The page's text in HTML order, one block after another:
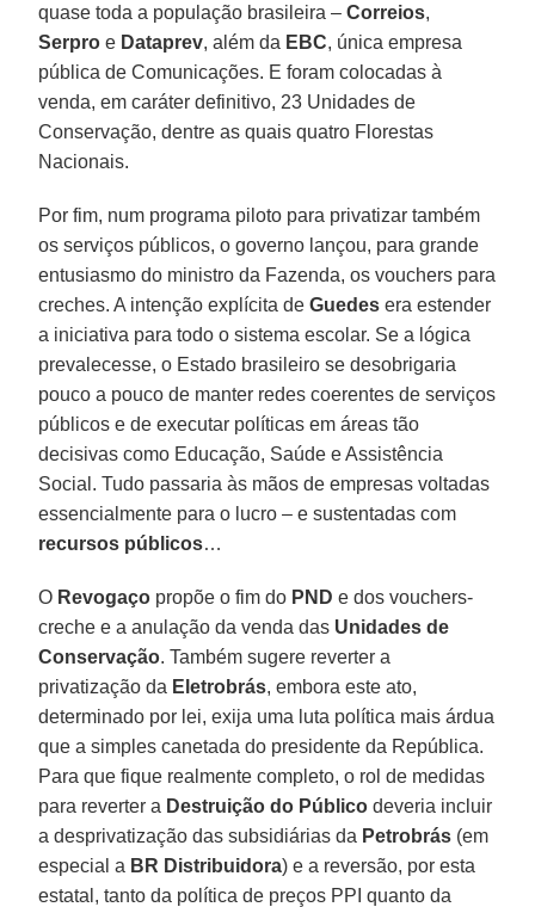
quase toda a população brasileira –Correios,
Serpro e Dataprev, além da EBC, única empresa
pública de Comunicações. E foram colocadas à
venda, em caráter definitivo, 23 Unidades de
Conservação, dentre as quais quatro Florestas
Nacionais.
Por fim, num programa piloto para privatizar também
os serviços públicos, o governo lançou, para grande
entusiasmo do ministro da Fazenda, os vouchers para
creches. A intenção explícita deGuedes era estender
a iniciativa para todo o sistema escolar. Se a lógica
prevalecesse, o Estado brasileiro se desobrigaria
pouco a pouco de manter redes coerentes de serviços
públicos e de executar políticas em áreas tão
decisivas como Educação, Saúde e Assistência
Social. Tudo passaria às mãos de empresas voltadas
essencialmente para o lucro – e sustentadas com
recursos públicos…
O Revogaço propõe o fim do PND e dos vouchers-
creche e a anulação da venda das Unidades de
Conservação. Também sugere reverter a
privatização da Eletrobrás, embora este ato,
determinado por lei, exija uma luta política mais árdua
que a simples canetada do presidente da República.
Para que fique realmente completo, o rol de medidas
para reverter a Destruição do Público deveria incluir
a desprivatização das subsidiárias da Petrobrás (em
especial a BR Distribuidora) e a reversão, por esta
estatal, tanto da política de preços PPI quanto da